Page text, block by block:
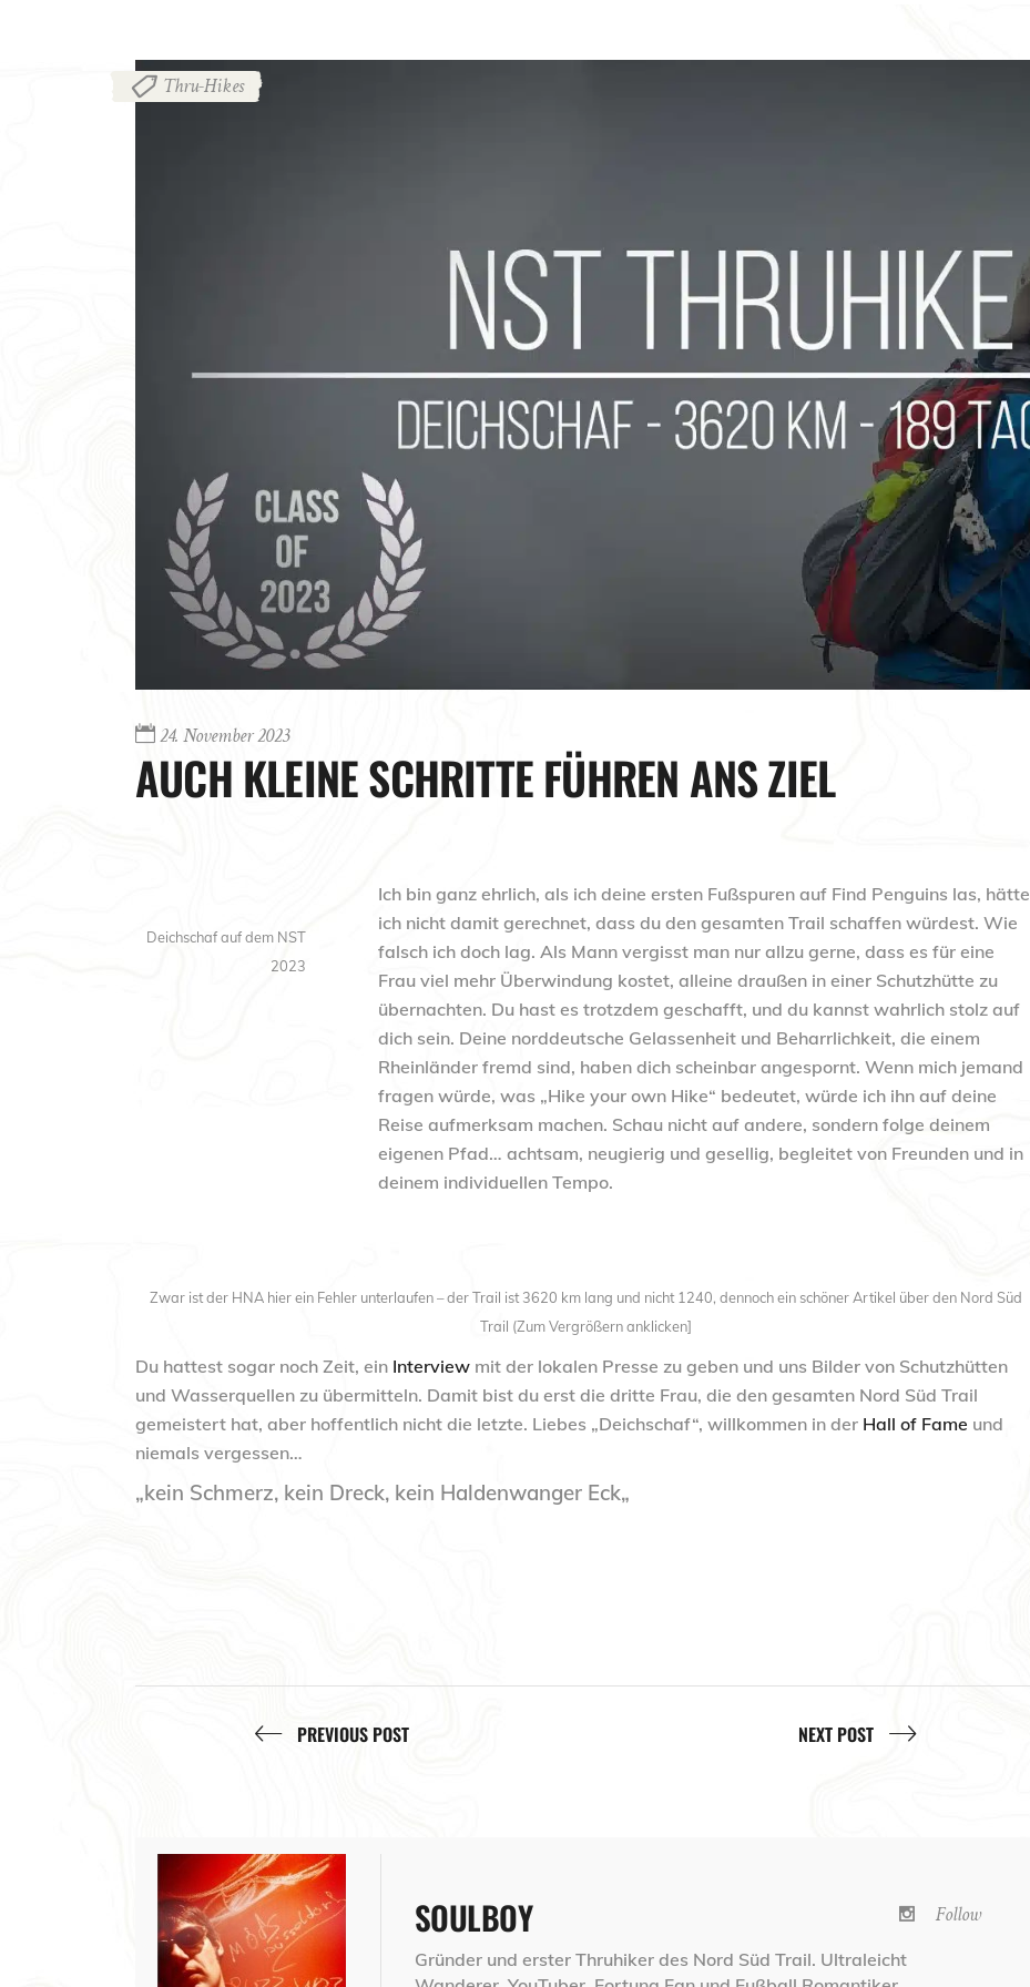
Thru-Hikes
24. November 2023
AUCH KLEINE SCHRITTE FÜHREN ANS ZIEL
Deichschaf auf dem NST
2023
Ich bin ganz ehrlich, als ich deine ersten Fußspuren auf Find Penguins las, hätte
ich nicht damit gerechnet, dass du den gesamten Trail schaffen würdest. Wie
falsch ich doch lag. Als Mann vergisst man nur allzu gerne, dass es für eine
Frau viel mehr Überwindung kostet, alleine draußen in einer Schutzhütte zu
übernachten. Du hast es trotzdem geschafft, und du kannst wahrlich stolz auf
dich sein. Deine norddeutsche Gelassenheit und Beharrlichkeit, die einem
Rheinländer fremd sind, haben dich scheinbar angespornt. Wenn mich jemand
fragen würde, was „Hike your own Hike“ bedeutet, würde ich ihn auf deine
Reise aufmerksam machen. Schau nicht auf andere, sondern folge deinem
eigenen Pfad… achtsam, neugierig und gesellig, begleitet von Freunden und in
deinem individuellen Tempo.
Zwar ist der HNA hier ein Fehler unterlaufen – der Trail ist 3620 km lang und nicht 1240, dennoch ein schöner Artikel über den Nord Süd
Trail (Zum Vergrößern anklicken]
Du hattest sogar noch Zeit, ein Interview mit der lokalen Presse zu geben und uns Bilder von Schutzhütten
und Wasserquellen zu übermitteln. Damit bist du erst die dritte Frau, die den gesamten Nord Süd Trail
gemeistert hat, aber hoffentlich nicht die letzte. Liebes „Deichschaf“, willkommen in der Hall of Fame und
niemals vergessen…
„kein Schmerz, kein Dreck, kein Haldenwanger Eck„
PREVIOUS POST NEXT POST
Follow
SOULBOY
Gründer und erster Thruhiker des Nord Süd Trail. Ultraleicht